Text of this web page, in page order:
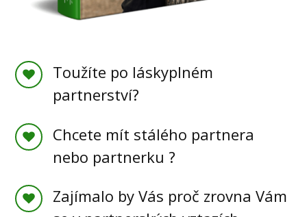
Toužíte po láskyplném
partnerství?
Chcete mít stálého partnera
nebo partnerku ?
Zajímalo by Vás proč zrovna Vám